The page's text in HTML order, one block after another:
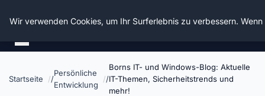
Die Schnitter
Startseite
Persönliche
Entwicklung
Borns IT- und Windows-Blog: Aktuelle
IT-Themen, Sicherheitstrends und
mehr!
Wir verwenden Cookies, um Ihr Surferlebnis zu verbessern.